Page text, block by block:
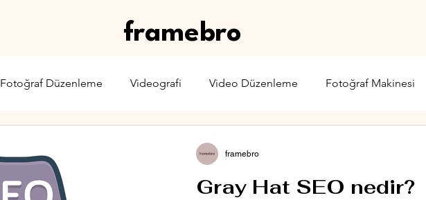
framebro
Fotoğraf Düzenleme Videografi Video Düzenleme Fotoğraf Makinesi
Gray Hat SEO nedir?
framebro